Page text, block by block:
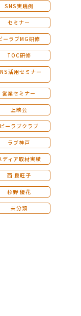
SNS実践例
セミナー
ーラブMG研修
TOC研修
活用セミナー
営業セミナー
上映会
ビーラブクラブ
ラブ神戸
ディア取材実績
西 良旺子
杉野 優花
未分類